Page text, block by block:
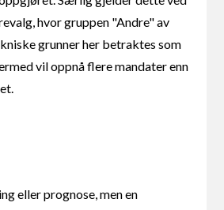
hvor gruppen "Andre" av
grunner her betraktes som
vil oppnå flere mandater enn
eller prognose, men en